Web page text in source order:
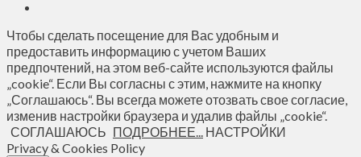
Чтобы сделать посещение для Вас удобным и
предоставить информацию с учетом Ваших
предпочтений, на этом веб-сайте используются файлы
„cookie“. Если Вы согласны с этим, нажмите на кнопку
„Соглашаюсь“. Вы всегда можете отозвать свое согласие,
изменив настройки браузера и удалив файлы „cookie“.
СОГЛАШАЮСЬ ПОДРОБНЕЕ... НАСТРОЙКИ
Privacy & Cookies Policy